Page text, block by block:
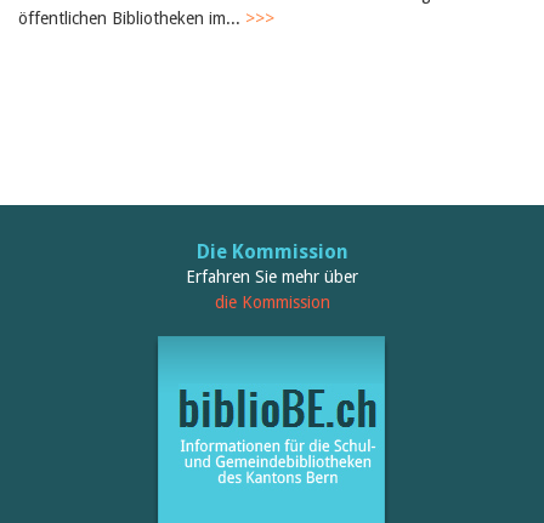
2023
2015
öffentlichen Bibliotheken im... >>>
Die Kommission
Erfahren Sie mehr über
die Kommission